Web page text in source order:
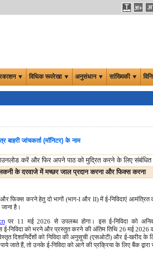
▼ विधिक रूपरेखा ▼ अनुसंधान ▼ सांख्यिकी ▼
बाहरी जांचकर्ता (मॉनिटर) के नाम
करें और फिर अपने पाठ को मुद्रित करने के लिए संबंधित
के दरवाजे में मच्छर जाल प्रदान करना और फिक्स करना
फिक्स करने हेतु दो भागों (भाग-I और II) में ई-निविदाएं आमंत्रित
है।
पर 11 मई 2026 से उपलब्ध होगा। इस ई-निविदा को
निविदा को भरने और प्रस्तुत करने की अंतिम तिथि 26 मई
दिशानिर्देशों को निविदा की अनुसूची (एसओटी) और ई-खरीद के
जाते हैं, तो उनके ई-निविदा को आगे की प्रक्रिया के लिए बैंक द्वारा